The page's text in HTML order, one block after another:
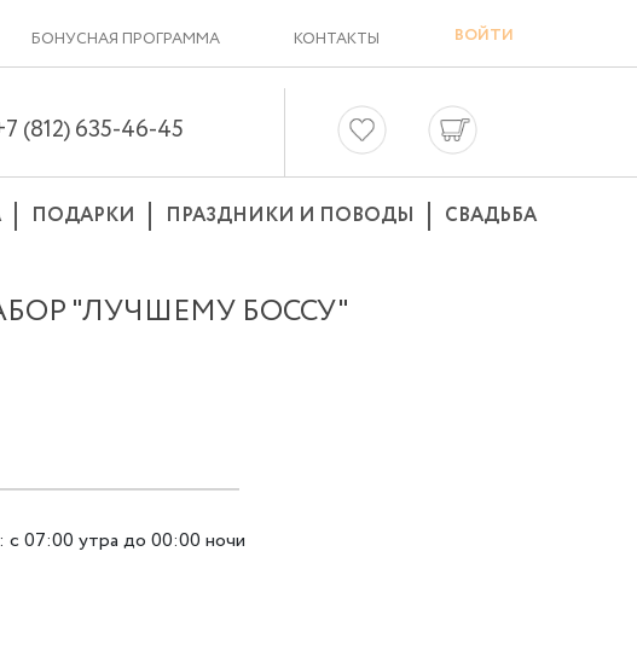
БОНУСНАЯ ПРОГРАММА КОНТАКТЫ ВОЙТИ
(812) 635-46-45
ПОДАРКИ ПРАЗДНИКИ И ПОВОДЫ СВАДЬБА
"ЛУЧШЕМУ БОССУ"
: с 07:00 утра до 00:00 ночи